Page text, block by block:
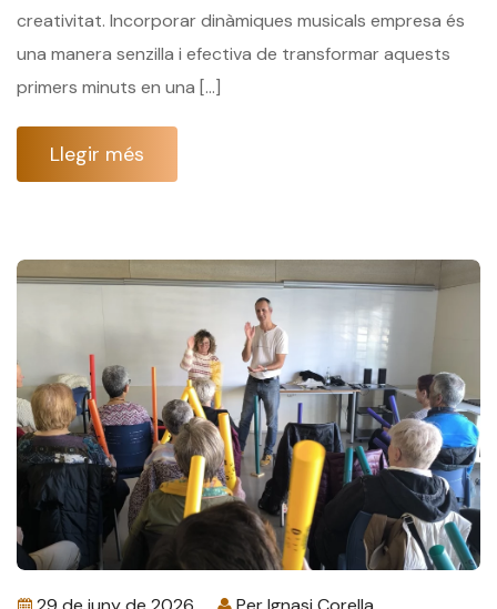
creativitat. Incorporar dinàmiques musicals empresa és
una manera senzilla i efectiva de transformar aquests
primers minuts en una […]
Llegir més